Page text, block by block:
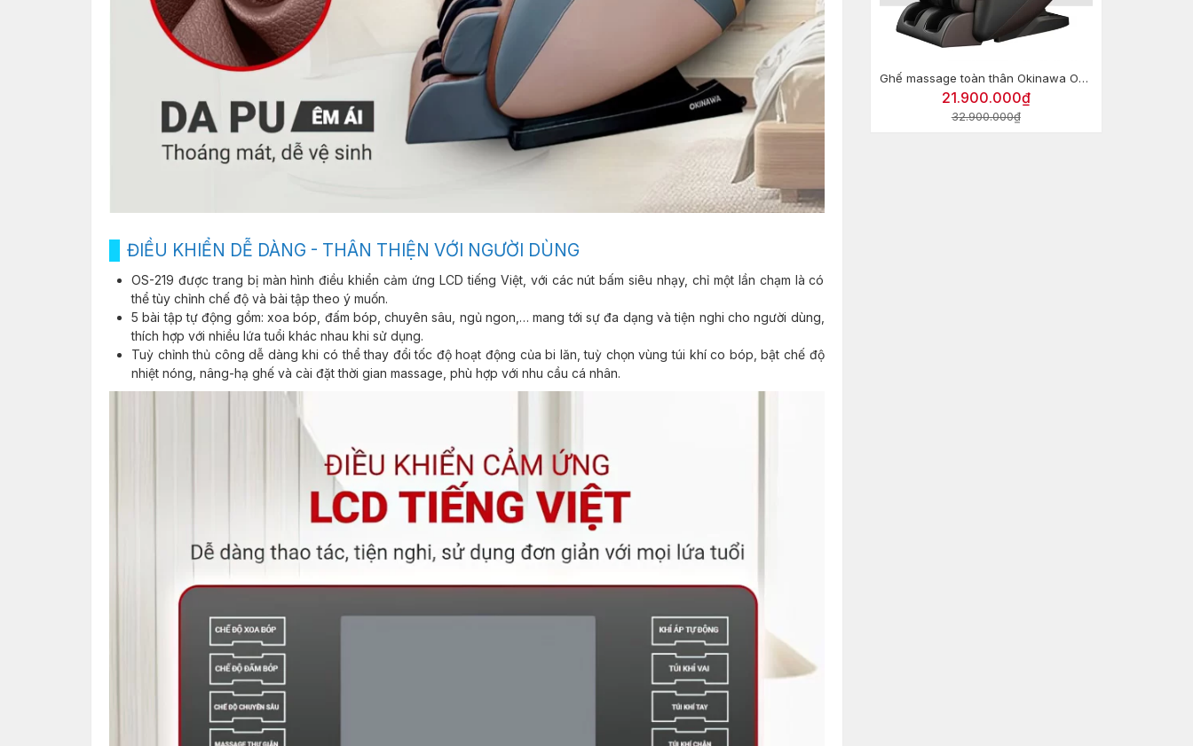
ĐIỀU KHIỂN DỄ DÀNG - THÂN THIỆN VỚI NGƯỜI DÙNG
OS-219 được trang bị màn hình điều khiển cảm ứng LCD tiếng Việt, với các nút bấm siêu nhạy, chỉ một lần chạm là có
thể tùy chỉnh chế độ và bài tập theo ý muốn.
5 bài tập tự động gồm: xoa bóp, đấm bóp, chuyên sâu, ngủ ngon,… mang tới sự đa dạng và tiện nghi cho người dùng,
thích hợp với nhiều lứa tuổi khác nhau khi sử dụng.
Tuỳ chỉnh thủ công dễ dàng khi có thể thay đổi tốc độ hoạt động của bi lăn, tuỳ chọn vùng túi khí co bóp, bật chế độ
nhiệt nóng, nâng-hạ ghế và cài đặt thời gian massage, phù hợp với nhu cầu cá nhân.
Ghế massage toàn thân Okinawa OS-414 Pro
21.900.000₫
32.900.000₫